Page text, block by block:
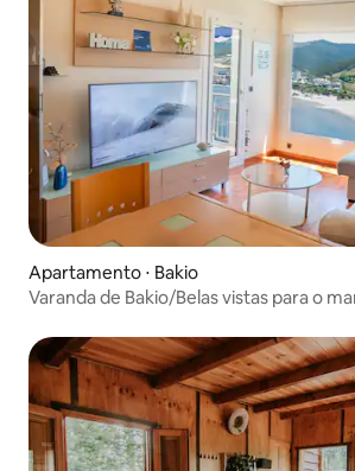
Apartamento ⋅ Bakio
Varanda de Bakio/Belas vistas para o